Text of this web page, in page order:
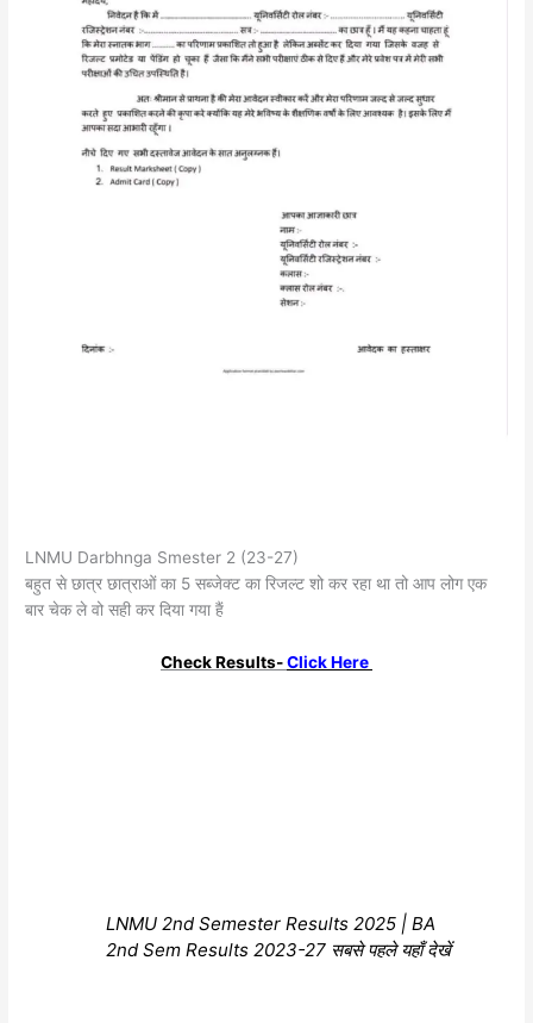
LNMU Darbhnga Smester 2 (23-27)
बहुत से छात्र छात्राओं का 5 सब्जेक्ट का रिजल्ट शो कर रहा था तो आप लोग एक
बार चेक ले वो सही कर दिया गया हैं
Check Results-Click Here
LNMU 2nd Semester Results 2025 | BA
2nd Sem Results 2023-27 सबसे पहले यहाँ देखें